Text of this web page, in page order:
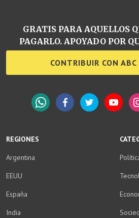
REGIONES
Argentina
EEUU
España
India
GRATIS PARA AQUELLOS
PAGARLO. APOYADO POR
CONTRIBUIR CON